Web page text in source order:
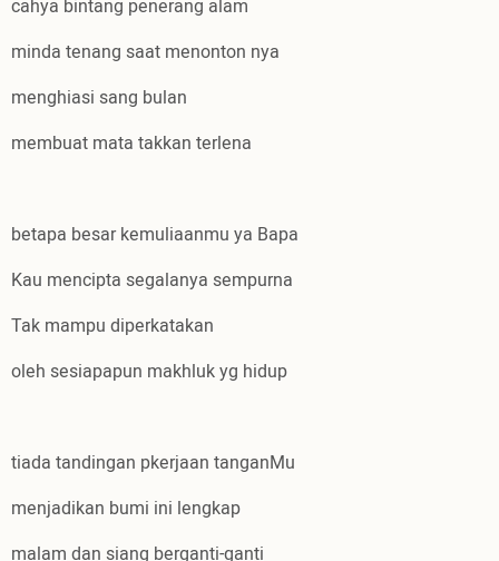
cahya bintang penerang alam
minda tenang saat menonton nya
menghiasi sang bulan
membuat mata takkan terlena
betapa besar kemuliaanmu ya Bapa
Kau mencipta segalanya sempurna
Tak mampu diperkatakan
oleh sesiapapun makhluk yg hidup
tiada tandingan pkerjaan tanganMu
menjadikan bumi ini lengkap
malam dan siang berganti-ganti